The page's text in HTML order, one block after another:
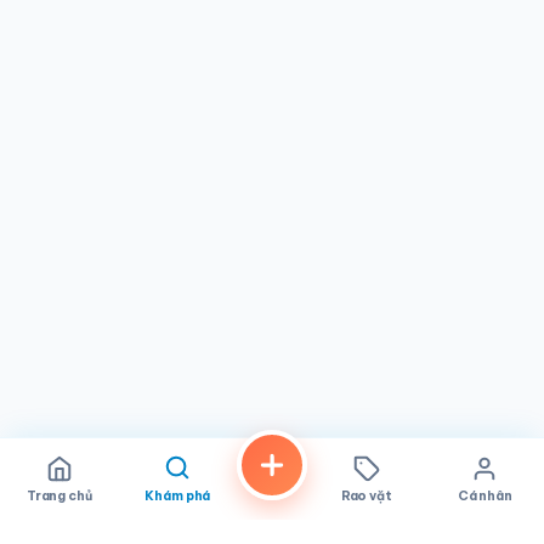
Trang chủ Khám phá Rao vặt Cá nhân